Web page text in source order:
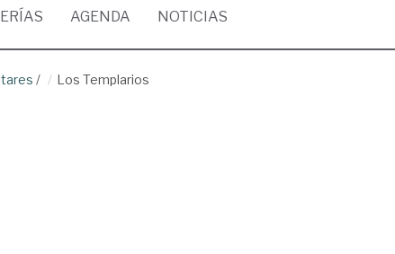
AGENDA NOTICIAS
/ Los Templarios